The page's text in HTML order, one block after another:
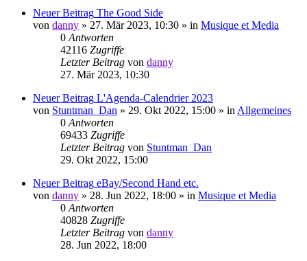
Neuer Beitrag The Good Side
von danny » 27. Mär 2023, 10:30 » in Musique et Media
0 Antworten
42116 Zugriffe
Letzter Beitrag von danny
27. Mär 2023, 10:30
Neuer Beitrag L'Agenda-Calendrier 2023
von Stuntman_Dan » 29. Okt 2022, 15:00 » in Allgemeines
0 Antworten
69433 Zugriffe
Letzter Beitrag von Stuntman_Dan
29. Okt 2022, 15:00
Neuer Beitrag eBay/Second Hand etc.
von danny » 28. Jun 2022, 18:00 » in Musique et Media
0 Antworten
40828 Zugriffe
Letzter Beitrag von danny
28. Jun 2022, 18:00